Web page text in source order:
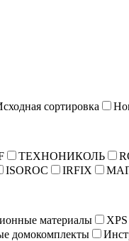
сортировка
ТЕХНОНИКОЛЬ
ISOROC IRFIX
материалы
домокомплекты